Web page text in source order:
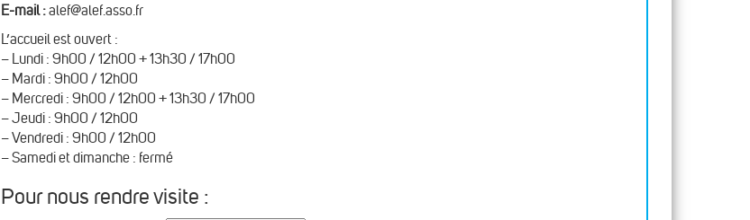
E-mail :alef@alef.asso.fr
L’accueil est ouvert :
– Lundi : 9h00 / 12h00 + 13h30 / 17h00
– Mardi : 9h00 / 12h00
– Mercredi : 9h00 / 12h00 + 13h30 / 17h00
– Jeudi : 9h00 / 12h00
– Vendredi : 9h00 / 12h00
– Samedi et dimanche : fermé
Pour nous rendre visite :